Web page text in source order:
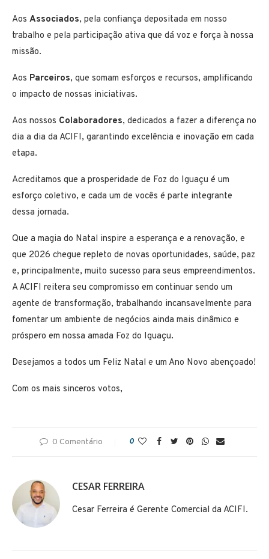
Aos Associados, pela confiança depositada em nosso
trabalho e pela participação ativa que dá voz e força à nossa
missão.
Aos Parceiros, que somam esforços e recursos, amplificando
o impacto de nossas iniciativas.
Aos nossos Colaboradores, dedicados a fazer a diferença no
dia a dia da ACIFI, garantindo excelência e inovação em cada
etapa.
Acreditamos que a prosperidade de Foz do Iguaçu é um
esforço coletivo, e cada um de vocês é parte integrante
dessa jornada.
Que a magia do Natal inspire a esperança e a renovação, e
que 2026 chegue repleto de novas oportunidades, saúde, paz
e, principalmente, muito sucesso para seus empreendimentos.
A ACIFI reitera seu compromisso em continuar sendo um
agente de transformação, trabalhando incansavelmente para
fomentar um ambiente de negócios ainda mais dinâmico e
próspero em nossa amada Foz do Iguaçu.
Desejamos a todos um Feliz Natal e um Ano Novo abençoado!
Com os mais sinceros votos,
0 Comentário 0
CESAR FERREIRA
Cesar Ferreira é Gerente Comercial da ACIFI.